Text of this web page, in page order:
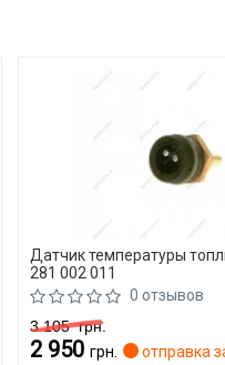
Датчик температуры
281 002 011
0 отзывов
3 105грн.
2 950грн.
отправка